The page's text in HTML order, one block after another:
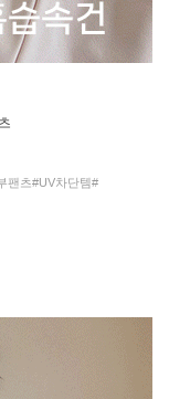
팬츠#UV차단템#